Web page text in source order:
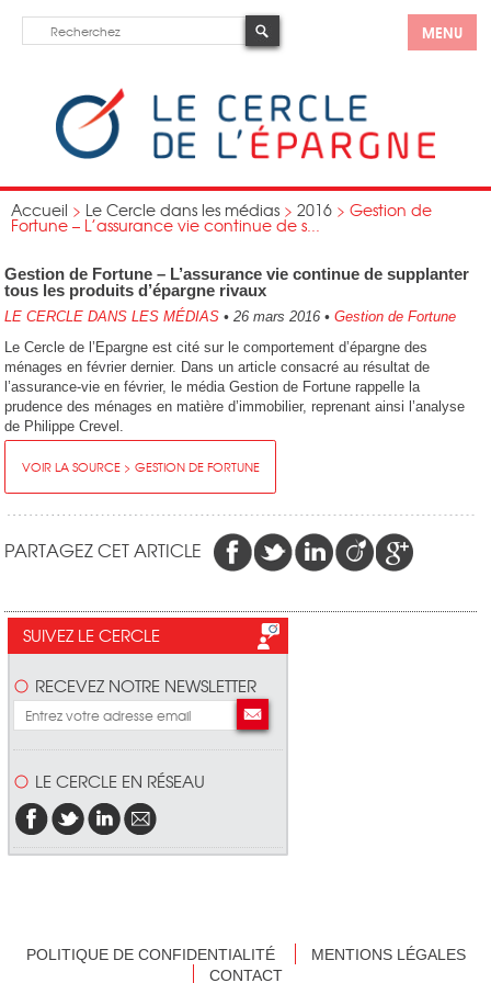
MENU
Accueil > Le Cercle dans les médias > 2016 > Gestion de
Fortune – L’assurance vie continue de s...
Gestion de Fortune – L’assurance vie continue de supplanter
tous les produits d’épargne rivaux
LE CERCLE DANS LES MÉDIAS • 26 mars 2016• Gestion de Fortune
Le Cercle de l’Epargne est cité sur le comportement d’épargne des
ménages en février dernier. Dans un article consacré au résultat de
l’assurance-vie en février, le média Gestion de Fortune rappelle la
prudence des ménages en matière d’immobilier, reprenant ainsi l’analyse
de Philippe Crevel.
VOIR LA SOURCE > GESTION DE FORTUNE
PARTAGEZ CET ARTICLE
SUIVEZ LE CERCLE
RECEVEZ NOTRE NEWSLETTER
LE CERCLE EN RÉSEAU
POLITIQUE DE CONFIDENTIALITÉ
MENTIONS LÉGALES
CONTACT